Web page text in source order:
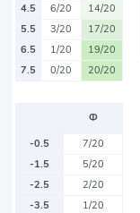
4.5
6/20
14/20
5.5
3/20
17/20
6.5
1/20
19/20
7.5
0/20 20/20
Ф
-0.5
7/20
-1.5
5/20
-2.5
2/20
-3.5
1/20